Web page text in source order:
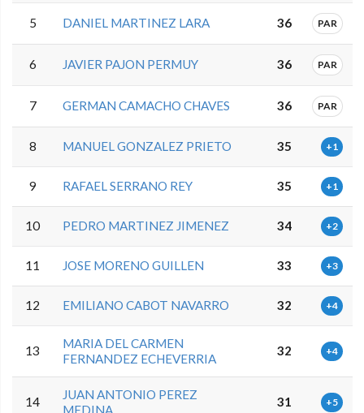
5 DANIEL MARTINEZ LARA 36 PAR
6 JAVIER PAJON PERMUY 36 PAR
7 GERMAN CAMACHO CHAVES 36 PAR
8 MANUEL GONZALEZ PRIETO 35 +1
9 RAFAEL SERRANO REY 35 +1
10 PEDRO MARTINEZ JIMENEZ 34 +2
11 JOSE MORENO GUILLEN 33 +3
12 EMILIANO CABOT NAVARRO 32 +4
13
MARIA DEL CARMEN
FERNANDEZ ECHEVERRIA
32 +4
14
JUAN ANTONIO PEREZ
MEDINA
31 +5